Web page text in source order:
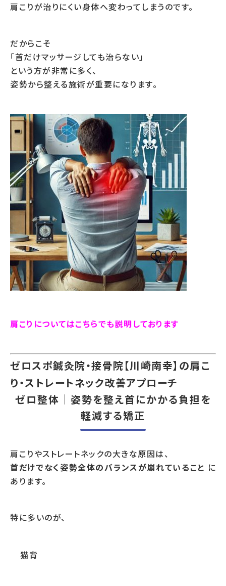
肩こりが治りにくい身体へ変わってしまうのです。
だからこそ
「首だけマッサージしても治らない」
という方が非常に多く、
姿勢から整える施術が重要になります。
肩こりについてはこちらでも説明しております
ゼロスポ鍼灸院・接骨院【川崎南幸】の肩こ
り・ストレートネック改善アプローチ
ゼロ整体｜姿勢を整え首にかかる負担を
軽減する矯正
肩こりやストレートネックの大きな原因は、
首だけでなく姿勢全体のバランスが崩れていること に
あります。
特に多いのが、
猫背